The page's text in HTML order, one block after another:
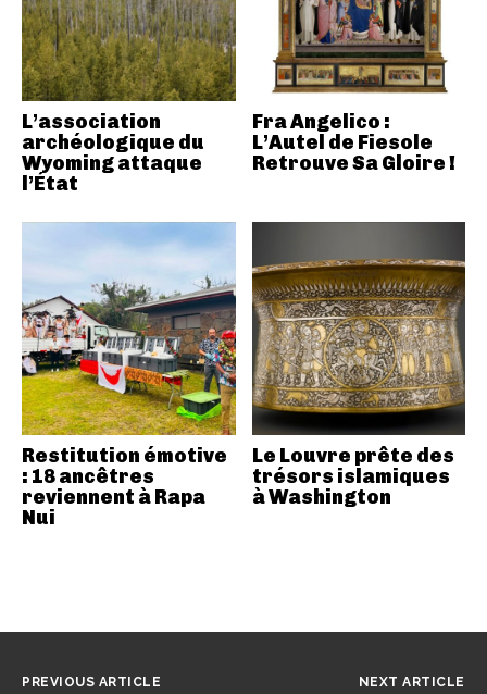
L’association
archéologique du
Wyoming attaque
l’État
Fra Angelico :
L’Autel de Fiesole
Retrouve Sa Gloire !
Restitution émotive
: 18 ancêtres
reviennent à Rapa
Nui
Le Louvre prête des
trésors islamiques
à Washington
PREVIOUS ARTICLE NEXT ARTICLE